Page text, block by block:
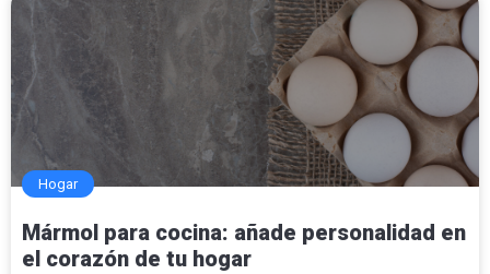
Hogar
Mármol para cocina: añade personalidad en
el corazón de tu hogar